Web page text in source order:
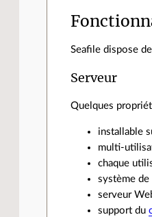
Seafile dispose de
Serveur
Quelques
installable
multi-
chaque
système
serveur
support du